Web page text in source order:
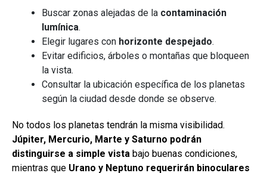
Buscar zonas alejadas de la contaminación
lumínica.
Elegir lugares con horizonte despejado.
Evitar edificios, árboles o montañas que bloqueen
la vista.
Consultar la ubicación específica de los planetas
según la ciudad desde donde se observe.
No todos los planetas tendrán la misma visibilidad.
Júpiter, Mercurio, Marte y Saturno podrán
distinguirse a simple vista bajo buenas condiciones,
mientras que Urano y Neptuno requerirán binoculares